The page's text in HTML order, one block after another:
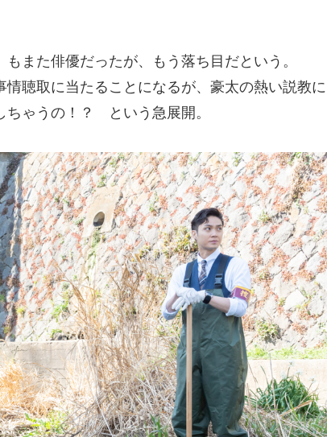
また俳優だったが、もう落ち目だという。
聴取に当たることになるが、豪太の熱い説教
ゃうの！？ という急展開。